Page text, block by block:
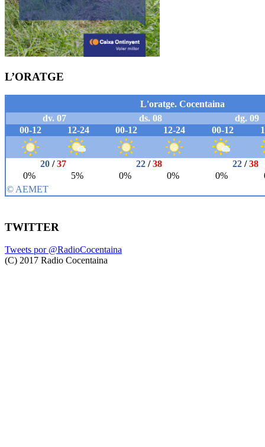
L’ORATGE
TWITTER
Tweets por @RadioCocentaina
(C) 2017 Radio Cocentaina